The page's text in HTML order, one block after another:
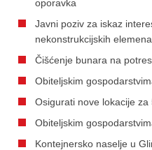
oporavka
Javni poziv za iskaz
nekonstrukcijskih
Čišćenje bunara na
Obiteljskim
Osigurati nove lokacije
Obiteljskim
Kontejnersko naselje u